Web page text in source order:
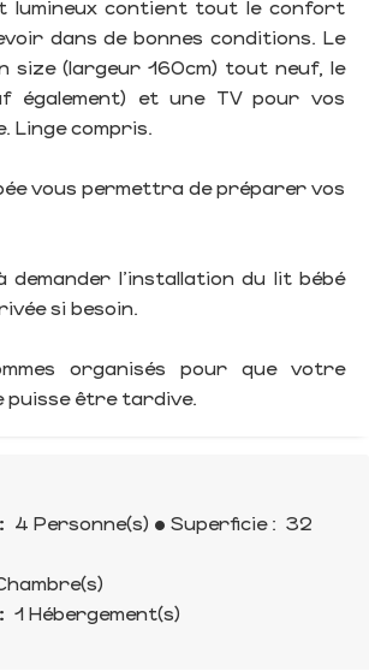
lumineux contient tout le confort
dans de bonnes conditions. Le
size (largeur 160cm) tout neuf, le
également) et une TV pour vos
Linge compris.
vous permettra de préparer vos
demander l'installation du lit bébé
si besoin.
organisés pour que votre
puisse être tardive.
4 Personne(s) • Superficie : 32
1 Hébergement(s)